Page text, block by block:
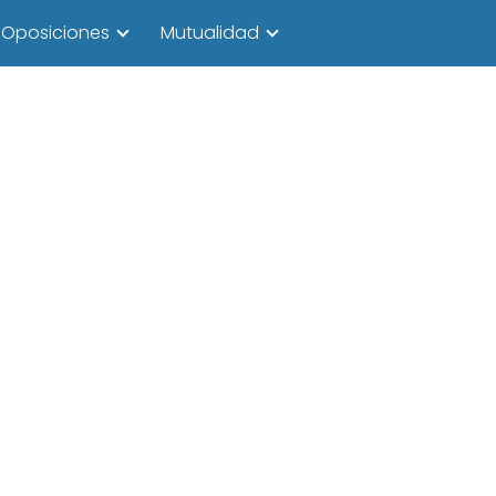
Oposiciones Mutualidad